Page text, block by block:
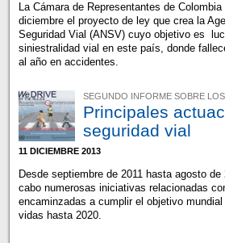
La Cámara de Representantes de
diciembre el proyecto de ley que crea la
Seguridad Vial (ANSV) cuyo objetivo es
siniestralidad vial en este país, donde
al año en accidentes.
SEGUNDO INFORME SOBRE
Principales
seguridad vial
11 DICIEMBRE 2013
Desde septiembre de 2011 hasta agosto
cabo numerosas iniciativas relacionadas
encaminzadas a cumplir el objetivo
vidas hasta 2020.